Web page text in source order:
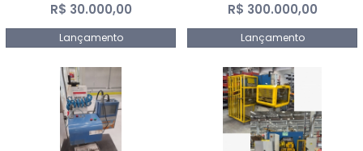
R$ 30.000,00
Lançamento
R$ 300.000,00
Lançamento